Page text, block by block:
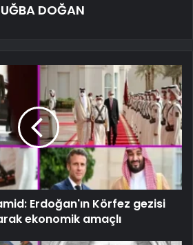
DOĞAN
Erdoğan'ın Körfez gezisi
ekonomik amaçlı